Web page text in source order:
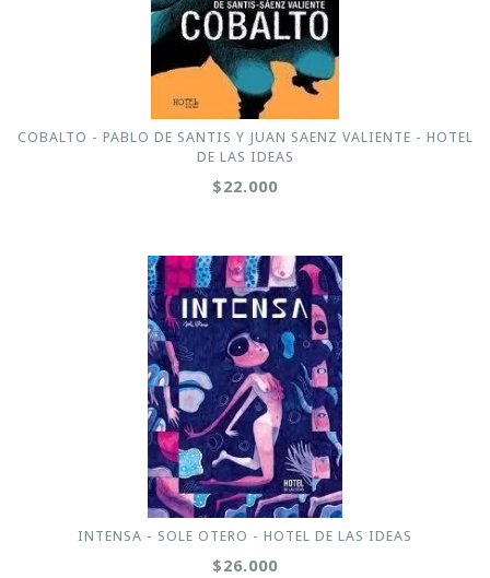
COBALTO - PABLO DE SANTIS Y JUAN SAENZ VALIENTE - HOTEL
DE LAS IDEAS
$22.000
INTENSA - SOLE OTERO - HOTEL DE LAS IDEAS
$26.000